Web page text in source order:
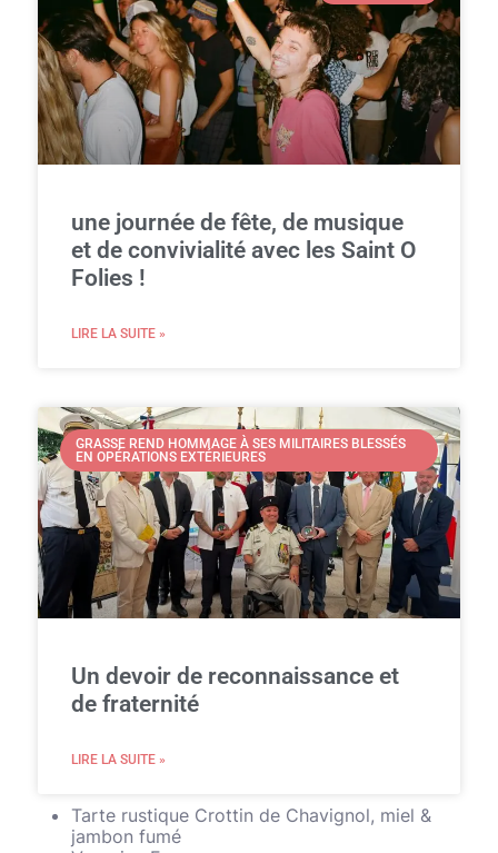
une journée de fête, de musique
et de convivialité avec les Saint O
Folies !
LIRE LA SUITE »
GRASSE REND HOMMAGE À SES MILITAIRES BLESSÉS
EN OPÉRATIONS EXTÉRIEURES
Un devoir de reconnaissance et
de fraternité
LIRE LA SUITE »
Tarte rustique Crottin de Chavignol, miel &
jambon fumé